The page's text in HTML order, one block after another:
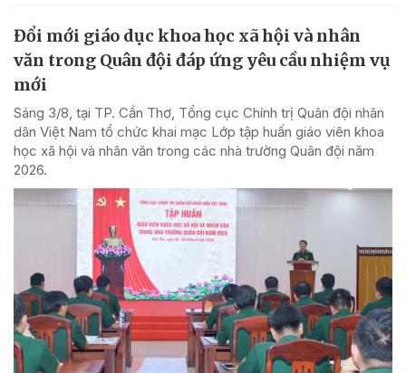
Đổi mới giáo dục khoa học xã hội và nhân
văn trong Quân đội đáp ứng yêu cầu nhiệm vụ
mới
Sáng 3/8, tại TP. Cần Thơ, Tổng cục Chính trị Quân đội nhân
dân Việt Nam tổ chức khai mạc Lớp tập huấn giáo viên khoa
học xã hội và nhân văn trong các nhà trường Quân đội năm
2026.